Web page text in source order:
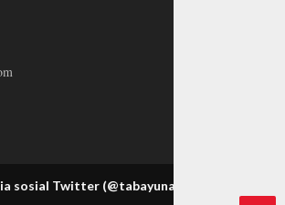
(@tabayunaCom), Facebook